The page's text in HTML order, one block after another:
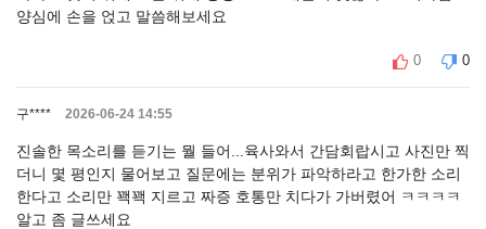
양심에 손을 얹고 말씀해보세요
0 0
구**** 2026-06-24 14:55
진솔한 목소리를 듣기는 뭘 들어...육사와서 간담회랍시고 사진만 찍
더니 몇 평인지 물어보고 질문에는 분위가 파악하라고 한가한 소리
한다고 소리만 꽥꽥 지르고 짜증 호통만 치다가 가버렸어 ㅋㅋㅋㅋ
알고 좀 글쓰세요